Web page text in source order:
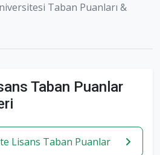
Taban Puanları &
Taban Puanlar
Lisans Taban Puanlar